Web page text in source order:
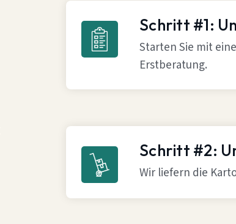
Schritt #1:
Starten Sie mit
Erstberatung.
Schritt #2:
Wir liefern die